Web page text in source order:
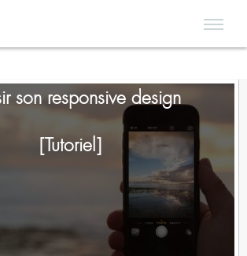
son responsive design
[Tutoriel]